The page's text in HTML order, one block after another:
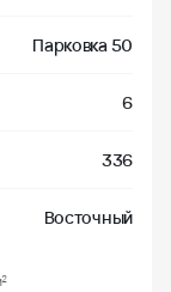
Парковка 50
6
336
Восточный